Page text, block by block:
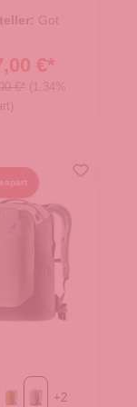
Got
€*
€* (1.34%
+2